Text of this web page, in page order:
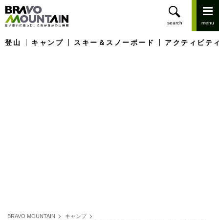
登山 キャンプ スキー＆スノーボード アクティビテ
BRAVO MOUNTAIN
キャンプ